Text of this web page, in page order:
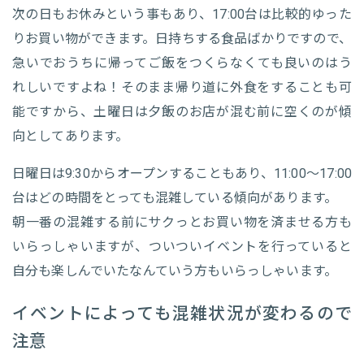
次の日もお休みという事もあり、17:00台は比較的ゆった
りお買い物ができます。日持ちする食品ばかりですので、
急いでおうちに帰ってご飯をつくらなくても良いのはう
れしいですよね！そのまま帰り道に外食をすることも可
能ですから、土曜日は夕飯のお店が混む前に空くのが傾
向としてあります。
日曜日は9:30からオープンすることもあり、11:00～17:00
台はどの時間をとっても混雑している傾向があります。
朝一番の混雑する前にサクっとお買い物を済ませる方も
いらっしゃいますが、ついついイベントを行っていると
自分も楽しんでいたなんていう方もいらっしゃいます。
イベントによっても混雑状況が変わるので
注意